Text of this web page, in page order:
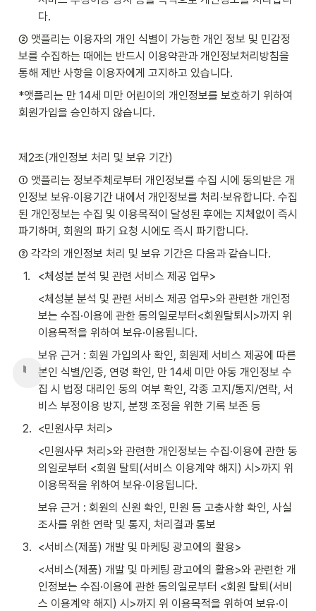
다.
② 앳플리는 이용자의 개인 식별이 가능한 개인 정보 및 민감정
보를 수집하는 때에는 반드시 이용약관과 개인정보처리방침을
통해 제반 사항을 이용자에게 고지하고 있습니다.
*앳플리는 만 14세 미만 어린이의 개인정보를 보호하기 위하여
회원가입을 승인하지 않습니다.
제2조(개인정보 처리 및 보유 기간)
① 앳플리는 정보주체로부터 개인정보를 수집 시에 동의받은 개
인정보 보유·이용기간 내에서 개인정보를 처리·보유합니다. 수집
된 개인정보는 수집 및 이용목적이 달성된 후에는 지체없이 즉시
파기하며, 회원의 파기 요청 시에도 즉시 파기합니다.
② 각각의 개인정보 처리 및 보유 기간은 다음과 같습니다.
1.
<체성분 분석 및 관련 서비스 제공 업무>
<체성분 분석 및 관련 서비스 제공 업무>와 관련한 개인정
보는 수집·이용에 관한 동의일로부터<회원탈퇴시>까지 위
이용목적을 위하여 보유·이용됩니다.
보유 근거 : 회원 가입의사 확인, 회원제 서비스 제공에 따른
본인 식별/인증, 연령 확인, 만 14세 미만 아동 개인정보 수
집 시 법정 대리인 동의 여부 확인, 각종 고지/통지/연락, 서
비스 부정이용 방지, 분쟁 조정을 위한 기록 보존 등
2. <민원사무 처리>
<민원사무 처리>와 관련한 개인정보는 수집·이용에 관한 동
의일로부터 <회원 탈퇴(서비스 이용계약 해지) 시>까지 위
이용목적을 위하여 보유·이용됩니다.
보유 근거 : 회원의 신원 확인, 민원 등 고충사항 확인, 사실
조사를 위한 연락 및 통지, 처리결과 통보
3. <서비스(제품) 개발 및 마케팅 광고에의 활용>
<서비스(제품) 개발 및 마케팅 광고에의 활용>와 관련한 개
인정보는 수집·이용에 관한 동의일로부터 <회원 탈퇴(서비
스 이용계약 해지) 시>까지 위 이용목적을 위하여 보유·이